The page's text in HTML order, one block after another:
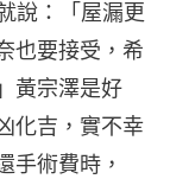
說：「屋漏更
也要接受，希
黃宗澤是好
化吉，實不幸
手術費時，